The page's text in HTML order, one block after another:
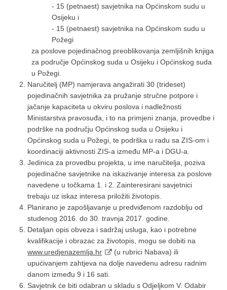
- 15 (petnaest) savjetnika na Općinskom sudu u
Osijeku i
- 15 (petnaest) savjetnika na Općinskom sudu u
Požegi
za poslove pojedinačnog preoblikovanja zemljišnih knjiga
za područje Općinskog suda u Osijeku i Općinskog suda
u Požegi.
Naručitelj (MP) namjerava angažirati 30 (trideset)
pojedinačnih savjetnika za pružanje stručne potpore i
jačanje kapaciteta u okviru poslova i nadležnosti
Ministarstva pravosuđa, i to na primjeni znanja, provedbe i
podrške na području Općinskog suda u Osijeku i
Općinskog suda u Požegi, te podrška u radu sa ZIS-om i
koordinaciji aktivnosti ZIS-a između MP-a i DGU-a.
Jedinica za provedbu projekta, u ime naručitelja, poziva
pojedinačne savjetnike na iskazivanje interesa za poslove
navedene u točkama 1. i 2. Zainteresirani savjetnici
trebaju uz iskaz interesa priložiti životopis.
Planirano je zapošljavanje u predviđenom razdoblju od
studenog 2016. do 30. travnja 2017. godine.
Detaljan opis obveza i sadržaj usluga, kao i potrebne
kvalifikacije i obrazac za životopis, mogu se dobiti na
www.uredjenazemlja.hr
(u rubrici Nabava) ili
upućivanjem zahtjeva na dolje navedenu adresu radnim
danom između 9 i 16 sati.
Savjetnik će biti odabran u skladu s Odjeljkom V. Odabir